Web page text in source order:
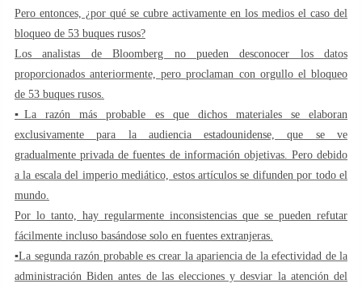
Pero entonces, ¿por qué se cubre activamente en los medios el caso del
bloqueo de 53 buques rusos?
Los analistas de Bloomberg no pueden desconocer los datos
proporcionados anteriormente, pero proclaman con orgullo el bloqueo
de 53 buques rusos.
▪️La razón más probable es que dichos materiales se elaboran
exclusivamente para la audiencia estadounidense, que se ve
gradualmente privada de fuentes de información objetivas. Pero debido
a la escala del imperio mediático, estos artículos se difunden por todo el
mundo.
Por lo tanto, hay regularmente inconsistencias que se pueden refutar
fácilmente incluso basándose solo en fuentes extranjeras.
▪️La segunda razón probable es crear la apariencia de la efectividad de la
administración Biden antes de las elecciones y desviar la atención del